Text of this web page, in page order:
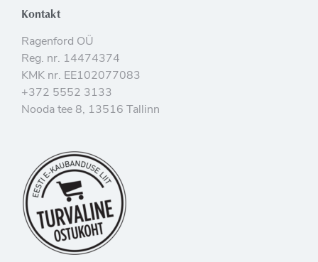
Kontakt
Ragenford OÜ
Reg. nr. 14474374
KMK nr. EE102077083
+372 5552 3133
Nooda tee 8, 13516 Tallinn